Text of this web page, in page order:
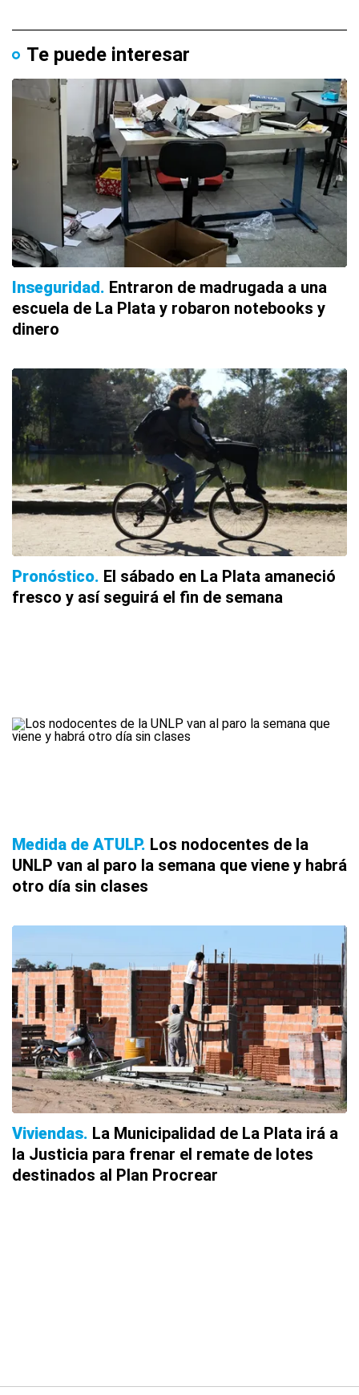
Te puede interesar
Inseguridad Entraron de madrugada a una
escuela de La Plata y robaron notebooks y
dinero
Pronóstico El sábado en La Plata amaneció
fresco y así seguirá el fin de semana
Medida de ATULP Los nodocentes de la
UNLP van al paro la semana que viene y habrá
otro día sin clases
Viviendas La Municipalidad de La Plata irá a
la Justicia para frenar el remate de lotes
destinados al Plan Procrear